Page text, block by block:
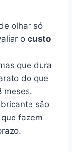
olhar só
o custo
que dura
do que
meses.
são
fazem